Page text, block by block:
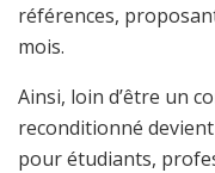
références,
mois.
Ainsi, loin d’être un
reconditionné
pour étudiants,